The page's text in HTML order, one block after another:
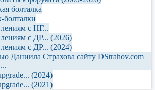
болталка
с НГ...
с ДР... (2026)
с ДР... (2024)
Даниила Страхова сайту DStrahov.com
(2024)
(2021)